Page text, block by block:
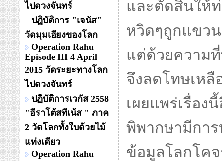
ไปดวงจันทร์
ปฏิบัติการ "เจนัส"
วัดมุมเอียงของโลก
Operation Rahu
Episode III 4 April
2015 วัดระยะทางโลก
ไปดวงจันทร์
ปฏิบัติการเวกัส 2558
"อีราโต้สทีเน้ส " ภาค
2 วัดโลกทั้งใบด้วยไม้
แท่งเดียว
Operation Rahu
และตัดสินให้
หวิดๆถูกแขว
แต่ด้วยความ
จึงลดโทษเห
เผยแพร่เรื่อง
พิพากษามีการ
ข้อมูลโลกโค